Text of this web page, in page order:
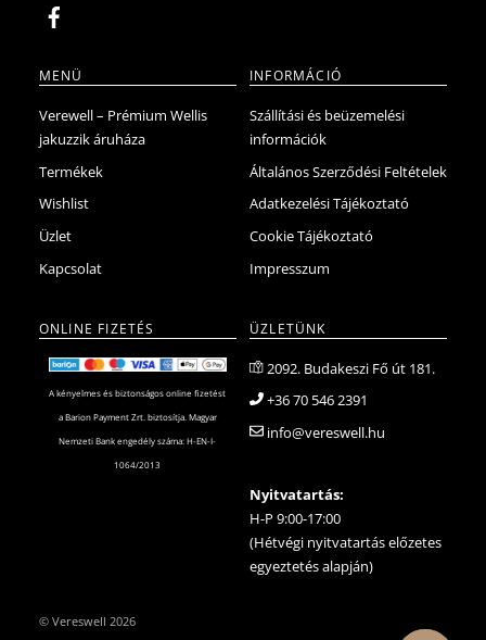
MENÜ
Verewell – Prémium Wellis
jakuzzik áruháza
Termékek
Wishlist
Üzlet
Kapcsolat
INFORMÁCIÓ
Szállítási és beüzemelési
információk
Általános Szerződési Feltételek
Adatkezelési Tájékoztató
Cookie Tájékoztató
Impresszum
ONLINE FIZETÉS
A kényelmes és biztonságos online fizetést
a Barion Payment Zrt. biztosítja. Magyar
Nemzeti Bank engedély száma: H-EN-I-
1064/2013
ÜZLETÜNK
2092. Budakeszi Fő út 181.
+36 70 546 2391
info@vereswell.hu
Nyitvatartás:
H-P 9:00-17:00
(Hétvégi nyitvatartás előzetes
egyeztetés alapján)
© Vereswell 2026